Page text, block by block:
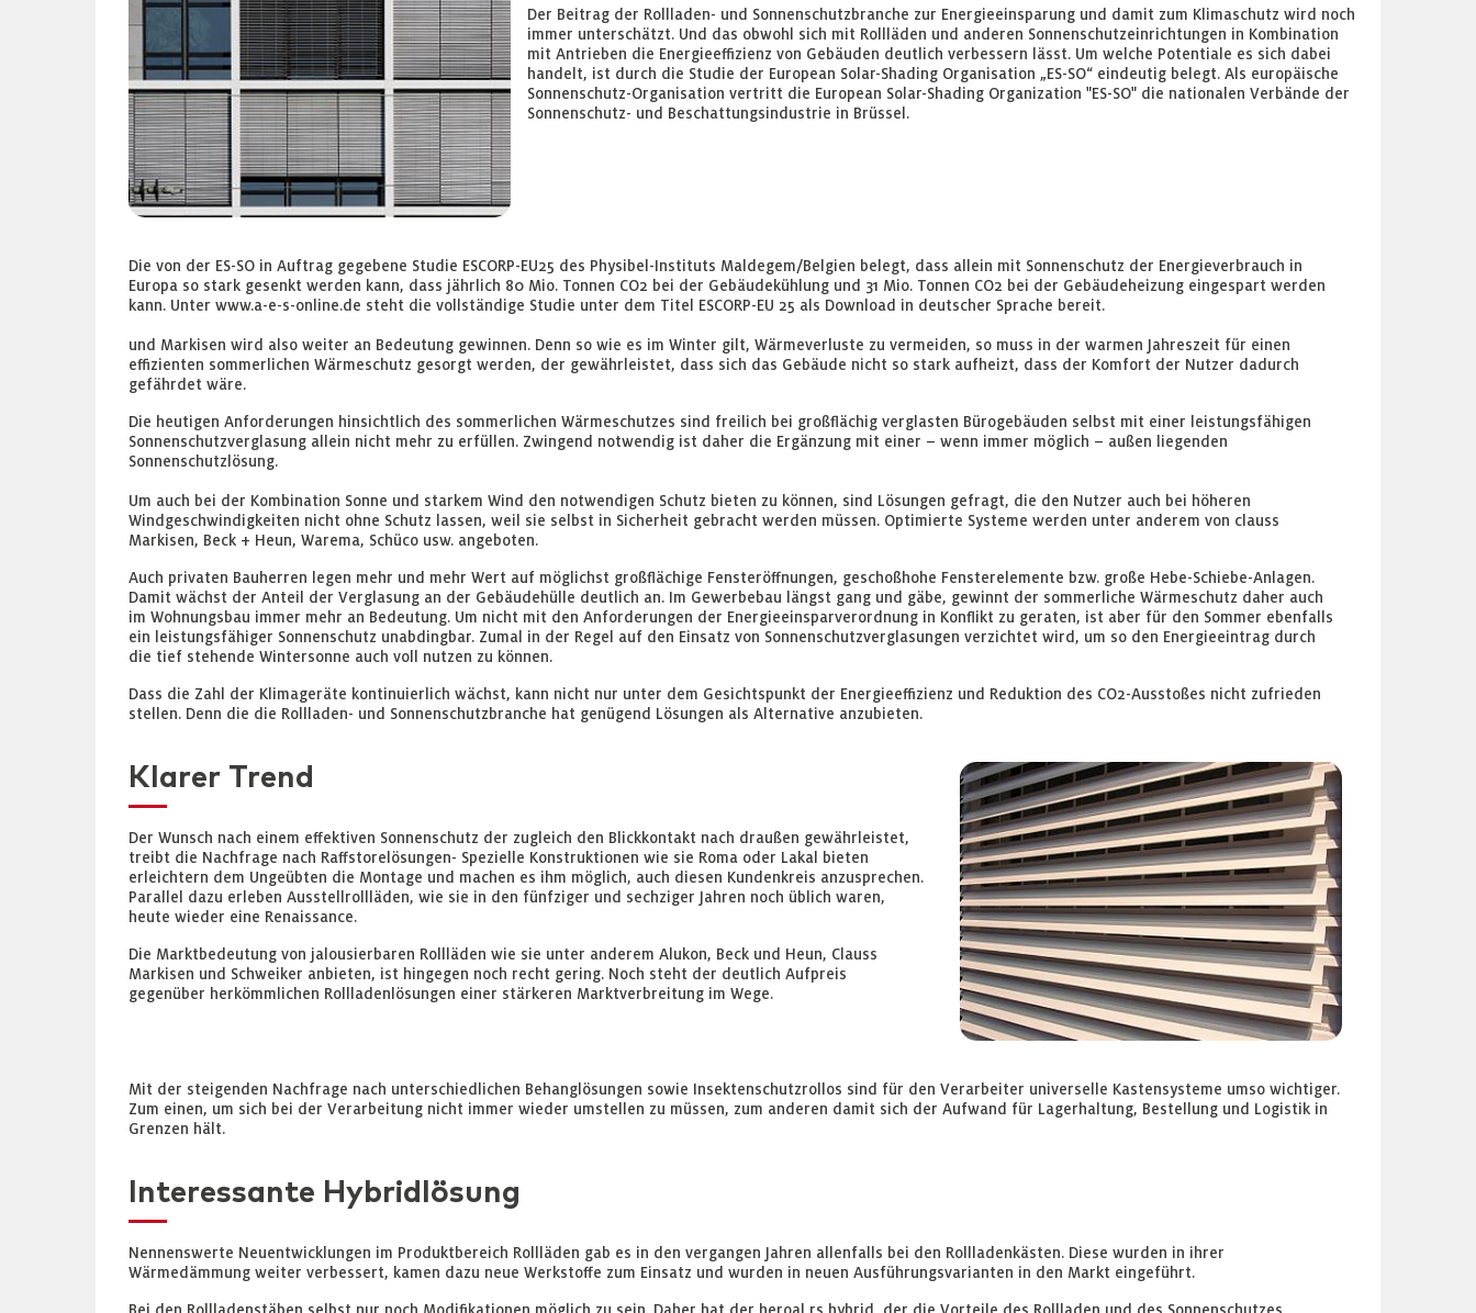
Der Beitrag der Rollladen- und Sonnenschutzbranche zur Energieeinsparung und damit zum Klimaschutz wird noch
immer unterschätzt. Und das obwohl sich mit Rollläden und anderen Sonnenschutzeinrichtungen in Kombination
mit Antrieben die Energieeffizienz von Gebäuden deutlich verbessern lässt. Um welche Potentiale es sich dabei
handelt, ist durch die Studie der European Solar-Shading Organisation „ES-SO“ eindeutig belegt. Als europäische
Sonnenschutz-Organisation vertritt die European Solar-Shading Organization "ES-SO" die nationalen Verbände der
Sonnenschutz- und Beschattungsindustrie in Brüssel.
Die von der ES-SO in Auftrag gegebene Studie ESCORP-EU25 des Physibel-Instituts Maldegem/Belgien belegt, dass allein mit Sonnenschutz der Energieverbrauch in
Europa so stark gesenkt werden kann, dass jährlich 80 Mio. Tonnen CO2 bei der Gebäudekühlung und 31 Mio. Tonnen CO2 bei der Gebäudeheizung eingespart werden
kann. Unter www.a-e-s-online.de steht die vollständige Studie unter dem Titel ESCORP-EU 25 als Download in deutscher Sprache bereit.
und Markisen wird also weiter an Bedeutung gewinnen. Denn so wie es im Winter gilt, Wärmeverluste zu vermeiden, so muss in der warmen Jahreszeit für einen
effizienten sommerlichen Wärmeschutz gesorgt werden, der gewährleistet, dass sich das Gebäude nicht so stark aufheizt, dass der Komfort der Nutzer dadurch
gefährdet wäre.
Die heutigen Anforderungen hinsichtlich des sommerlichen Wärmeschutzes sind freilich bei großflächig verglasten Bürogebäuden selbst mit einer leistungsfähigen
Sonnenschutzverglasung allein nicht mehr zu erfüllen. Zwingend notwendig ist daher die Ergänzung mit einer – wenn immer möglich – außen liegenden
Sonnenschutzlösung.
Um auch bei der Kombination Sonne und starkem Wind den notwendigen Schutz bieten zu können, sind Lösungen gefragt, die den Nutzer auch bei höheren
Windgeschwindigkeiten nicht ohne Schutz lassen, weil sie selbst in Sicherheit gebracht werden müssen. Optimierte Systeme werden unter anderem von clauss
Markisen, Beck + Heun, Warema, Schüco usw. angeboten.
Auch privaten Bauherren legen mehr und mehr Wert auf möglichst großflächige Fensteröffnungen, geschoßhohe Fensterelemente bzw. große Hebe-Schiebe-Anlagen.
Damit wächst der Anteil der Verglasung an der Gebäudehülle deutlich an. Im Gewerbebau längst gang und gäbe, gewinnt der sommerliche Wärmeschutz daher auch
im Wohnungsbau immer mehr an Bedeutung. Um nicht mit den Anforderungen der Energieeinsparverordnung in Konflikt zu geraten, ist aber für den Sommer ebenfalls
ein leistungsfähiger Sonnenschutz unabdingbar. Zumal in der Regel auf den Einsatz von Sonnenschutzverglasungen verzichtet wird, um so den Energieeintrag durch
die tief stehende Wintersonne auch voll nutzen zu können.
Dass die Zahl der Klimageräte kontinuierlich wächst, kann nicht nur unter dem Gesichtspunkt der Energieeffizienz und Reduktion des CO2-Ausstoßes nicht zufrieden
stellen. Denn die die Rollladen- und Sonnenschutzbranche hat genügend Lösungen als Alternative anzubieten.
Klarer Trend
Der Wunsch nach einem effektiven Sonnenschutz der zugleich den Blickkontakt nach draußen gewährleistet,
treibt die Nachfrage nach Raffstorelösungen- Spezielle Konstruktionen wie sie Roma oder Lakal bieten
erleichtern dem Ungeübten die Montage und machen es ihm möglich, auch diesen Kundenkreis anzusprechen.
Parallel dazu erleben Ausstellrollläden, wie sie in den fünfziger und sechziger Jahren noch üblich waren,
heute wieder eine Renaissance.
Die Marktbedeutung von jalousierbaren Rollläden wie sie unter anderem Alukon, Beck und Heun, Clauss
Markisen und Schweiker anbieten, ist hingegen noch recht gering. Noch steht der deutlich Aufpreis
gegenüber herkömmlichen Rollladenlösungen einer stärkeren Marktverbreitung im Wege.
Mit der steigenden Nachfrage nach unterschiedlichen Behanglösungen sowie Insektenschutzrollos sind für den Verarbeiter universelle Kastensysteme umso wichtiger.
Zum einen, um sich bei der Verarbeitung nicht immer wieder umstellen zu müssen, zum anderen damit sich der Aufwand für Lagerhaltung, Bestellung und Logistik in
Grenzen hält.
Interessante Hybridlösung
Nennenswerte Neuentwicklungen im Produktbereich Rollläden gab es in den vergangen Jahren allenfalls bei den Rollladenkästen. Diese wurden in ihrer
Wärmedämmung weiter verbessert, kamen dazu neue Werkstoffe zum Einsatz und wurden in neuen Ausführungsvarianten in den Markt eingeführt.